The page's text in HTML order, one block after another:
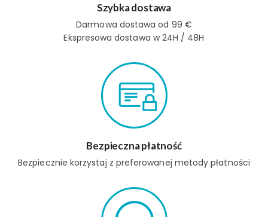
Szybka dostawa
Darmowa dostawa od 99 €
Ekspresowa dostawa w 24H / 48H
Bezpieczna płatność
Bezpiecznie korzystaj z preferowanej metody płatności